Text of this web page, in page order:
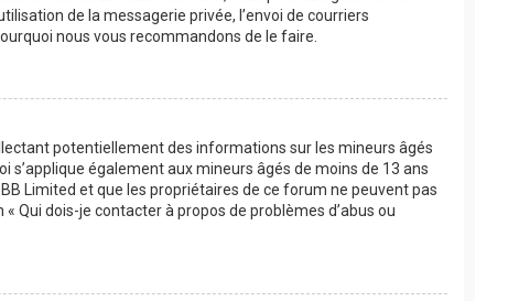
de la messagerie privée, l’envoi de courriers
nous vous recommandons de le faire.
potentiellement des informations sur les mineurs âgés
également aux mineurs âgés de moins de 13 ans
Limited et que les propriétaires de ce forum ne peuvent pas
Qui dois-je contacter à propos de problèmes d’abus ou